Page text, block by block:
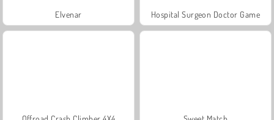
Elvenar Hospital Surgeon Doctor Game